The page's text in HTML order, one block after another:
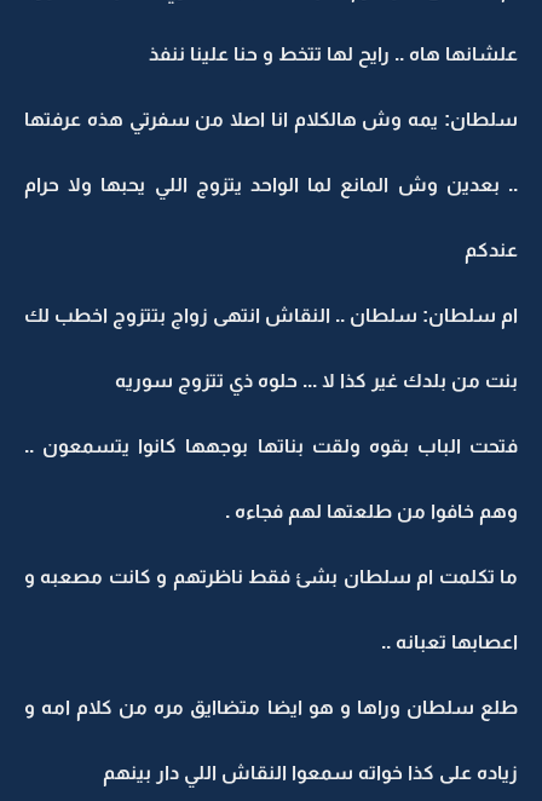
علشانها هاه .. رايح لها تتخط و حنا علينا ننفذ
سلطان: يمه وش هالكلام انا اصلا من سفرتي هذه عرفتها
.. بعدين وش المانع لما الواحد يتزوج اللي يحبها ولا حرام
عندكم
ام سلطان: سلطان .. النقاش انتهى زواج بتتزوج اخطب لك
بنت من بلدك غير كذا لا ... حلوه ذي تتزوج سوريه
فتحت الباب بقوه ولقت بناتها بوجهها كانوا يتسمعون ..
وهم خافوا من طلعتها لهم فجاءه .
ما تكلمت ام سلطان بشئ فقط ناظرتهم و كانت مصعبه و
اعصابها تعبانه ..
طلع سلطان وراها و هو ايضا متضاايق مره من كلام امه و
زياده على كذا خواته سمعوا النقاش اللي دار بينهم